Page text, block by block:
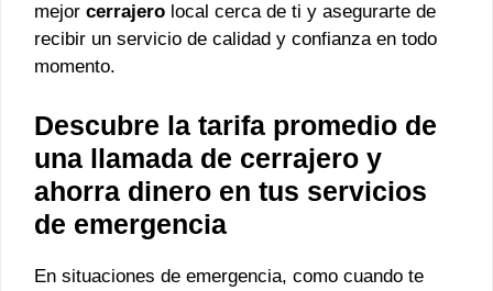
mejor cerrajero local cerca de ti y asegurarte de
recibir un servicio de calidad y confianza en todo
momento.
Descubre la tarifa promedio de
una llamada de cerrajero y
ahorra dinero en tus servicios
de emergencia
En situaciones de emergencia, como cuando te